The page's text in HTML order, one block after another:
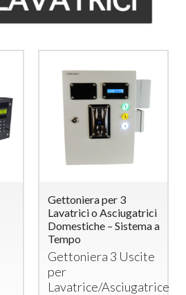
Gettoniera per 3
Lavatrici o Asciugatrici
Domestiche – Sistema a
Tempo
Gettoniera 3 Uscite
per
Lavatrice/Asciugatrice